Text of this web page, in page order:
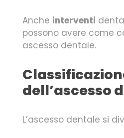
Anche interventi
possono avere come
ascesso dentale.
dell’ascesso
L’ascesso dentale si